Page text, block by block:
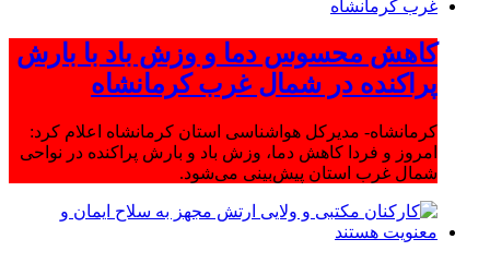
کاهش محسوس دما و وزش باد با بارش
پراکنده در شمال غرب کرمانشاه
کرمانشاه- مدیرکل هواشناسی استان کرمانشاه اعلام کرد:
امروز و فردا کاهش دما، وزش باد و بارش پراکنده در نواحی
شمال غرب استان پیش‌بینی می‌شود.